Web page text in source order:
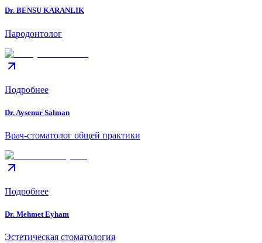
Dr. BENSU KARANLIK
Пародонтолог
Подробнее
Dr. Aysenur Salman
Врач-стоматолог общей практики
Подробнее
Dr. Mehmet Eyham
Эстетическая стоматология